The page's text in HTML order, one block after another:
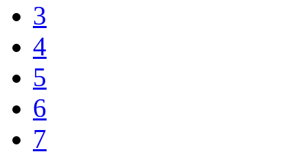
3
4
5
6
7